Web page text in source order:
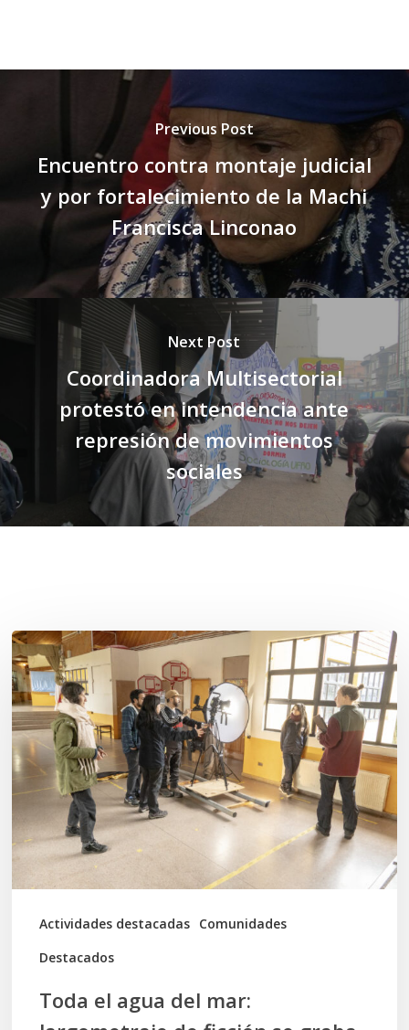
Previous Post
Encuentro contra montaje judicial
y por fortalecimiento de la Machi
Francisca Linconao
Next Post
Coordinadora Multisectorial
protestó en intendencia ante
represión de movimientos
sociales
Actividades destacadas Comunidades
Destacados
Toda
el
agua
del
mar:
largometraje
de
ficción
se
graba
Toda el agua del mar: